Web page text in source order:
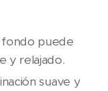
fondo puede
y relajado.
suave y